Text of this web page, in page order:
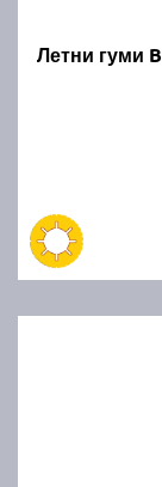
Летни гуми